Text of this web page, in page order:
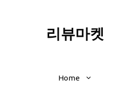
리뷰마켓
Home